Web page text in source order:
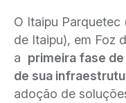
O Itaipu
de Itaipu), em Foz
a primeira fase
de sua
adoção de